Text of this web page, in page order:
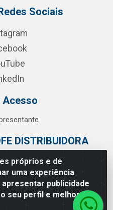
próprios e de
uma experiência
publicidade
seu perfil e melhorar a
Sociais
Acesso
DISTRIBUIDORA